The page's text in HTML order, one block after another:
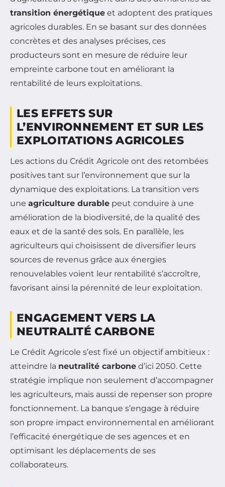
transition énergétique et adoptent des pratiques
agricoles durables. En se basant sur des données
concrètes et des analyses précises, ces
producteurs sont en mesure de réduire leur
empreinte carbone tout en améliorant la
rentabilité de leurs exploitations.
LES EFFETS SUR
L’ENVIRONNEMENT ET SUR LES
EXPLOITATIONS AGRICOLES
Les actions du Crédit Agricole ont des retombées
positives tant sur l’environnement que sur la
dynamique des exploitations. La transition vers
une agriculture durable peut conduire à une
amélioration de la biodiversité, de la qualité des
eaux et de la santé des sols. En parallèle, les
agriculteurs qui choisissent de diversifier leurs
sources de revenus grâce aux énergies
renouvelables voient leur rentabilité s’accroître,
favorisant ainsi la pérennité de leur exploitation.
ENGAGEMENT VERS LA
NEUTRALITÉ CARBONE
Le Crédit Agricole s’est fixé un objectif ambitieux :
atteindre la neutralité carbone d’ici 2050. Cette
stratégie implique non seulement d’accompagner
les agriculteurs, mais aussi de repenser son propre
fonctionnement. La banque s’engage à réduire
son propre impact environnemental en améliorant
l’efficacité énergétique de ses agences et en
optimisant les déplacements de ses
collaborateurs.